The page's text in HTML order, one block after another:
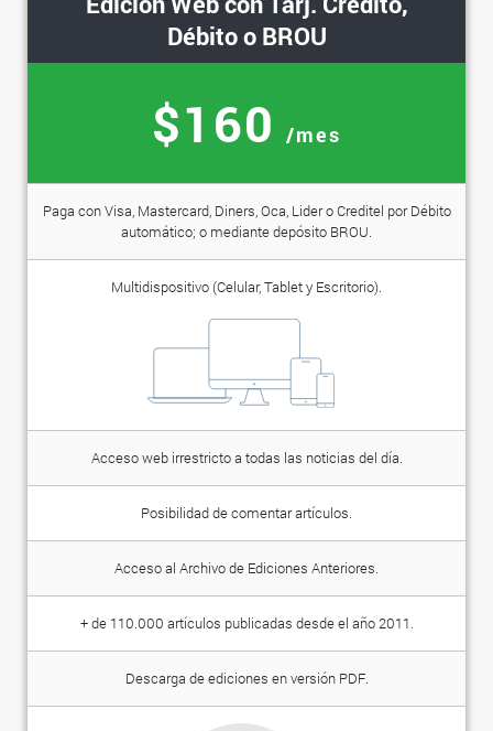
Débito o BROU
$160 /mes
Paga con Visa, Mastercard, Diners, Oca, Lider o Creditel por Débito
automático; o mediante depósito BROU.
Multidispositivo (Celular, Tablet y Escritorio).
Acceso web irrestricto a todas las noticias del día.
Posibilidad de comentar artículos.
Acceso al Archivo de Ediciones Anteriores.
+ de 110.000 artículos publicadas desde el año 2011.
Descarga de ediciones en versión PDF.